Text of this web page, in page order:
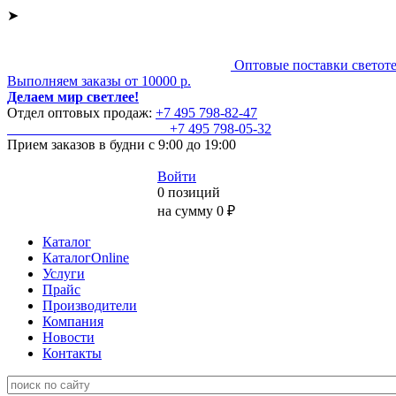
➤
Оптовые поставки
Выполняем заказы от 10000 р.
Делаем мир светлее!
Отдел оптовых продаж: +7 495 798-82-47
+7 495 798-05-32
Прием заказов в будни с 9:00 до 19:00
Войти
0 позиций
на сумму 0 ₽
Каталог
КаталогOnline
Услуги
Прайс
Производители
Компания
Новости
Контакты